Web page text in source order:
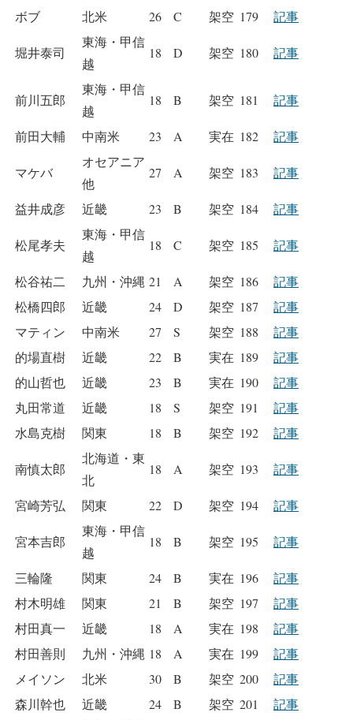
ボブ 北米 26 C 架空 179 記事
堀井泰司
東海・甲信
越
18 D 架空 180 記事
前川五郎
東海・甲信
越
18 B 架空 181 記事
前田大輔 中南米 23 A 実在 182 記事
マケバ
オセアニア
他
27 A 架空 183 記事
益井成彦 近畿 23 B 架空 184 記事
松尾孝夫
東海・甲信
越
18 C 架空 185 記事
松谷祐二 九州・沖縄 21 A 架空 186
記事
松橋四郎
近畿 24 D 架空 187
記事
マティン
中南米 27 S 架空 188
記事
的場直樹
近畿 22 B 実在 189
記事
的山哲也
近畿 23 B 実在 190
記事
丸田常道
近畿 18 S 架空 191
記事
水島克樹
関東 18 B 架空 192 記事
南慎太郎
北海道・東
北
18 A 架空 193 記事
宮崎芳弘 関東 22 D 架空 194 記事
宮本吉郎
東海・甲信
越
18 B 架空 195 記事
三輪隆 関東 24 B 実在 196
記事
村木明雄
関東 21 B 架空 197
記事
村田真一
近畿 18 A 実在 198
記事
村田善則
九州・沖縄 18 A 実在 199
記事
メイソン
北米 30 B 架空 200
記事
森川幹也
近畿 24 B 架空 201 記事